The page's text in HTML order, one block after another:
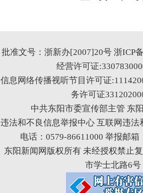
批准文号：浙新办[2007]20号 浙ICP
经营许可证
信息网络传播视听节目许可证
务许可证
中共东阳市委宣传部主管 东
违法和不良信息举报中心 互联网违法
电话：0579-86611000 举报邮箱
东阳新闻网版权所有 未经授权禁止
市学士北路6号